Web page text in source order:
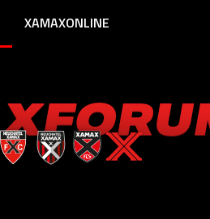
XAMAXONLINE